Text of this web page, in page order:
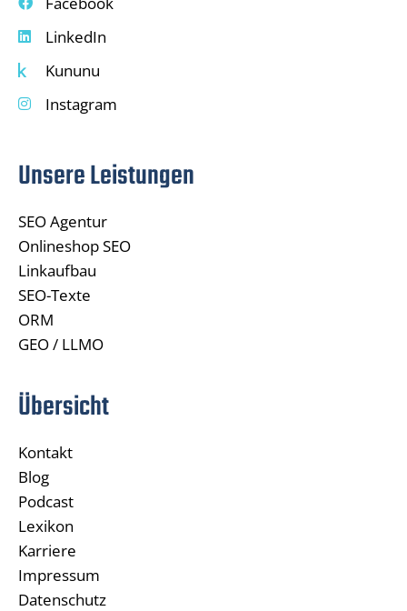
LinkedIn
Kununu
Instagram
Unsere Leistungen
SEO Agentur
Onlineshop SEO
Linkaufbau
SEO-Texte
ORM
GEO / LLMO
Übersicht
Kontakt
Blog
Podcast
Lexikon
Karriere
Impressum
Datenschutz